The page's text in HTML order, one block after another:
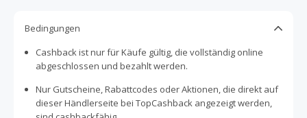
Bedingungen
Cashback ist nur für Käufe gültig, die vollständig online
abgeschlossen und bezahlt werden.
Nur Gutscheine, Rabattcodes oder Aktionen, die direkt auf
dieser Händlerseite bei TopCashback angezeigt werden,